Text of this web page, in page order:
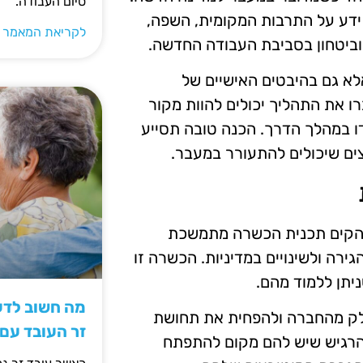
ידע על התרבות המקומית, השפה,
וביטחון בסביבת העבודה החדשה.
גם בהיבטים האישיים של
התהליך יכולים להוות מקור
במהלך הדרך. הכנה טובה תסייע
שיכולים להתעורר במעבר.
תכנית הכשרה מתמשכת
ולשינויים במדיניות. הכשרה זו
ללמוד מהם.
מהחברה ולהפחית את תחושת
שיש להם מקום להתפתח
לקריאת
מה חשוב
זר העובד